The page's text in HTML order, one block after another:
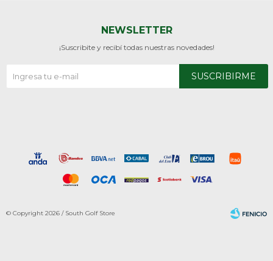
NEWSLETTER
¡Suscribite y recibí todas nuestras novedades!
SUSCRIBIRME
© Copyright 2026 / South Golf Store